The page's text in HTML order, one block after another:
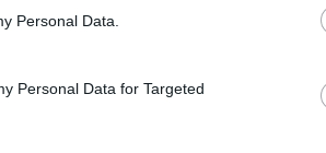
Personal Data.
Personal Data for Targeted